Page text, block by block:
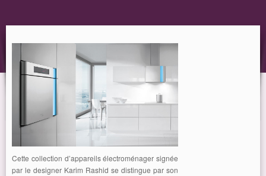
GUIDE
Cette collection d’appareils électroménager signée
par le designer Karim Rashid se distingue par son